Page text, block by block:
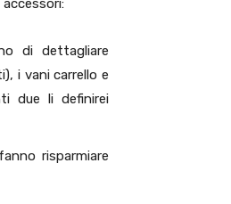
di dettagliare
i vani carrello e
due li definirei
risparmiare